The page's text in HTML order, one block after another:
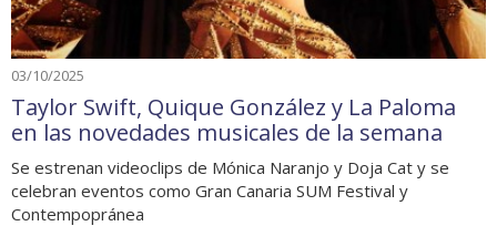
03/10/2025
Taylor Swift, Quique González y La Paloma
en las novedades musicales de la semana
Se estrenan videoclips de Mónica Naranjo y Doja Cat y se
celebran eventos como Gran Canaria SUM Festival y
Contempopránea